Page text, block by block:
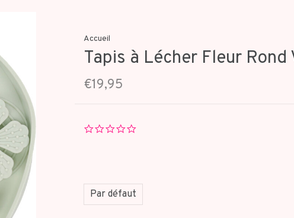
Accueil
Tapis à Lécher Fleur Rond
€19,95
0.0
Par défaut